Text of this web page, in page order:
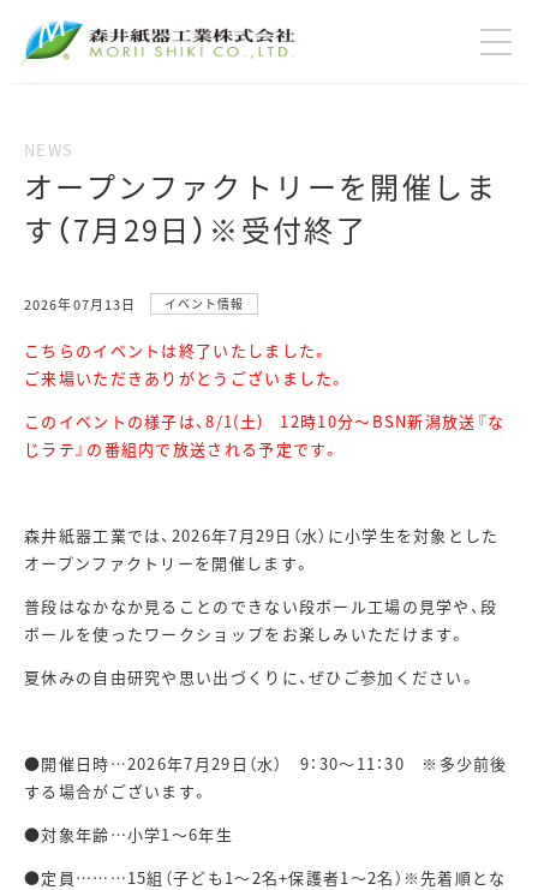
オープンファクトリーを開催しま
す（7月29日）※受付終了
2026年07月13日 イベント情報
こちらのイベントは終了いたしました。
ご来場いただきありがとうございました。
このイベントの様子は、8/1(土) 12時10分～BSN新潟放送『な
じラテ』の番組内で放送される予定です。
森井紙器工業では、2026年7月29日（水）に小学生を対象とした
オープンファクトリーを開催します。
普段はなかなか見ることのできない段ボール工場の見学や、段
ボールを使ったワークショップをお楽しみいただけます。
夏休みの自由研究や思い出づくりに、ぜひご参加ください。
●開催日時…2026年7月29日（水） 9：30～11：30 ※多少前後
する場合がございます。
●対象年齢…小学1～6年生
●定員………15組（子ども1～2名+保護者1～2名）※先着順とな